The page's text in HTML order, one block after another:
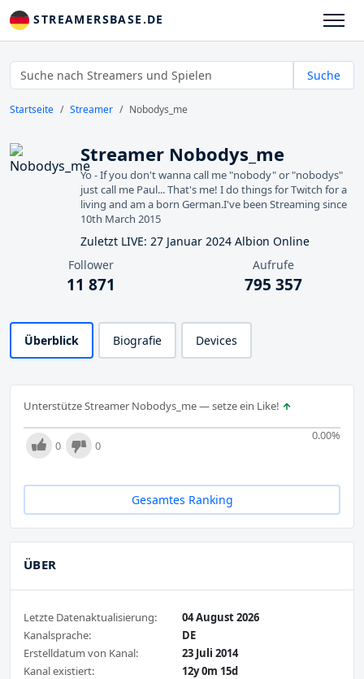
STREAMERSBASE.DE
Suche
Startseite Streamer Nobodys_me
Streamer Nobodys_me
Yo - If you don't wanna call me "nobody" or "nobodys"
just call me Paul... That's me! I do things for Twitch for a
living and am a born German.I've been Streaming since
10th March 2015
Zuletzt LIVE: 27 Januar 2024 Albion Online
Follower
11 871
Aufrufe
795 357
Überblick Biografie Devices
Unterstütze Streamer Nobodys_me — setze ein Like!
0.00%
0 0
Gesamtes Ranking
ÜBER
Letzte Datenaktualisierung:
04 August 2026
Kanalsprache:
DE
Erstelldatum von Kanal:
23 Juli 2014
Kanal existiert:
12y 0m 15d